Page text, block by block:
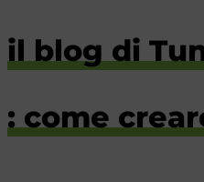
il blog di
: come